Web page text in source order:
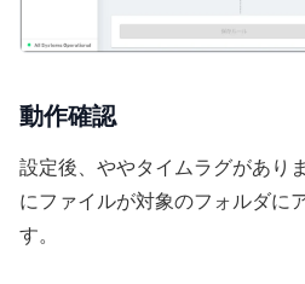
動作確認
設定後、ややタイムラグがあり
にファイルが対象のフォルダに
す。